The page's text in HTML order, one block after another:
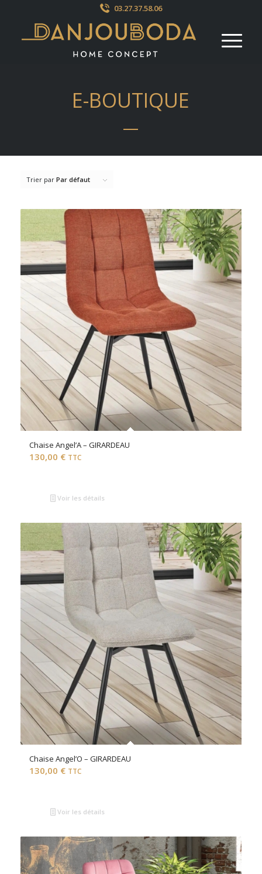
03.27.37.58.06
E-BOUTIQUE
Trier par Par défaut
Chaise Angel’A – GIRARDEAU
130,00 € TTC
Voir les détails
Chaise Angel’O – GIRARDEAU
130,00 € TTC
Voir les détails